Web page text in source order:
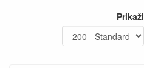
Prikaži